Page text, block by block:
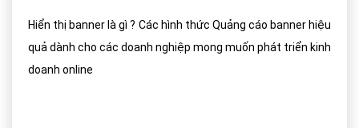
Hiển thị banner là gì ? Các hình thức Quảng cáo banner hiệu
quả dành cho các doanh nghiệp mong muốn phát triển kinh
doanh online